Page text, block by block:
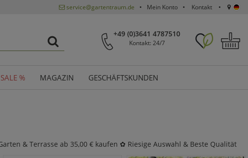
service@gartentraum.de Mein Konto Kontakt
+49 (0)3641 4787510
Kontakt: 24/7
SALE % MAGAZIN GESCHÄFTSKUNDEN
& Terrasse ab 35,00 € kaufen ✿ Riesige Auswahl & Beste Qualität